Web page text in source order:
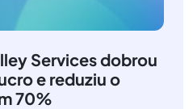
Services dobrou
e reduziu o
70%